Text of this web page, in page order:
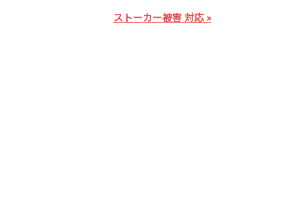
ストーカー被害 対応 »